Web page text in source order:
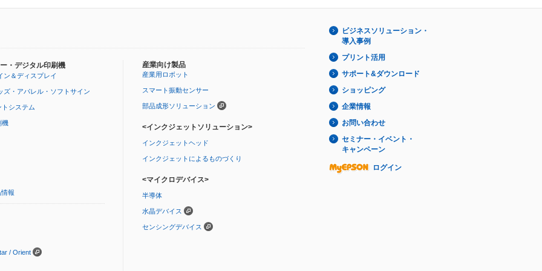
・デジタル印刷機
ン＆ディスプレイ
ズ・アパレル・ソフトサイン
システム
機
報
/ Orient
産業向け製品
産業用ロボット
スマート振動センサー
部品成形ソリューション
<インクジェットソリューション>
インクジェットヘッド
インクジェットによるものづくり
<マイクロデバイス>
半導体
水晶デバイス
センシングデバイス
ビジネスソリューション・
導入事例
プリント活用
サポート&ダウンロード
ショッピング
企業情報
お問い合わせ
セミナー・イベント・
キャンペーン
ログイン